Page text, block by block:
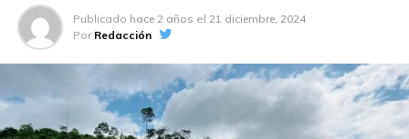
Publicado hace 2 años el 21 diciembre, 2024
Por Redacción